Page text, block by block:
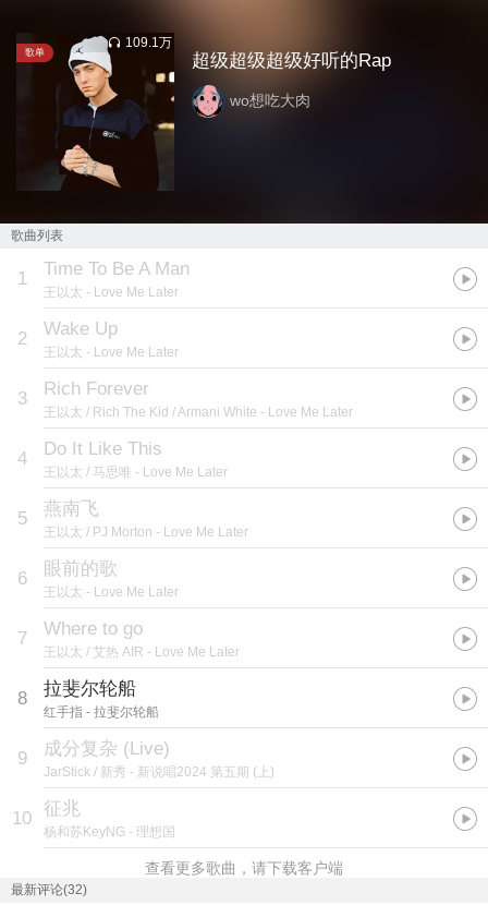
歌单
109.1万
超级超级超级好听的Rap
wo想吃大肉
歌曲列表
1 Time To Be A Man
王以太 - Love Me Later
2 Wake Up
王以太 - Love Me Later
3 Rich Forever
王以太 / Rich The Kid / Armani White - Love Me Later
4 Do It Like This
王以太 / 马思唯 - Love Me Later
5 燕南飞
王以太 / PJ Morton - Love Me Later
6 眼前的歌
王以太 - Love Me Later
7 Where to go
王以太 / 艾热 AIR - Love Me Later
8 拉斐尔轮船
红手指 - 拉斐尔轮船
9 成分复杂 (Live)
JarStick / 新秀 - 新说唱2024 第五期 (上)
10 征兆
杨和苏KeyNG - 理想国
查看更多歌曲，请下载客户端
最新评论(32)